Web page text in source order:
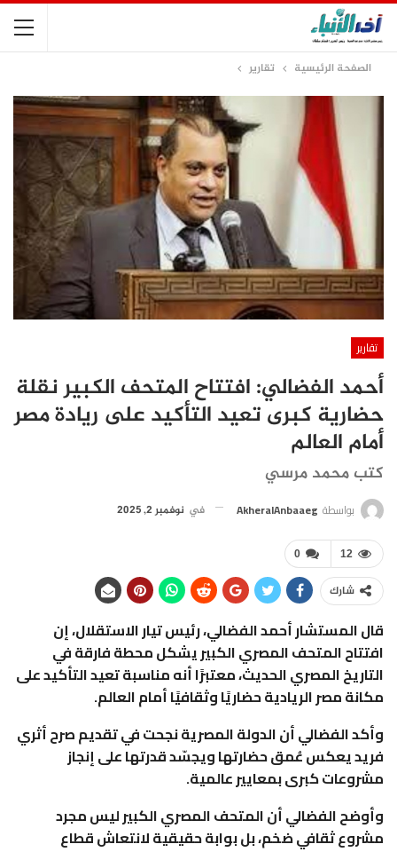
الصفحة الرئيسية تقارير
تقارير
أحمد الفضالي: افتتاح المتحف الكبير نقلة
حضارية كبرى تعيد التأكيد على ريادة مصر
أمام العالم
كتب محمد مرسي
بواسطة AkheralAnbaaeg في نوفمبر 2, 2025
0 12
شارك
قال المستشار أحمد الفضالي، رئيس تيار الاستقلال، إن
افتتاح المتحف المصري الكبير يشكل محطة فارقة في
التاريخ المصري الحديث، معتبرًا أنه مناسبة تعيد التأكيد على
مكانة مصر الريادية حضاريًا وثقافيًا أمام العالم.
وأكد الفضالي أن الدولة المصرية نجحت في تقديم صرح أثري
فريد يعكس عُمق حضارتها ويجسّد قدرتها على إنجاز
مشروعات كبرى بمعايير عالمية.
وأوضح الفضالي أن المتحف المصري الكبير ليس مجرد
مشروع ثقافي ضخم، بل بوابة حقيقية لانتعاش قطاع